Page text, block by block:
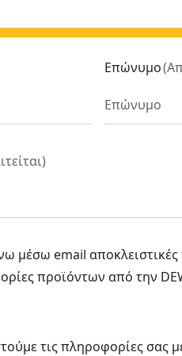
Επώνυμο(
)
μέσω email αποκλειστικές
προϊόντων από την
τις πληροφορίες σας